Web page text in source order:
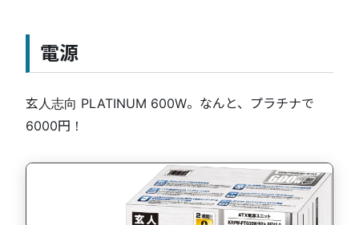
電源
玄人志向 PLATINUM 600W。なんと、プラチナで
6000円！